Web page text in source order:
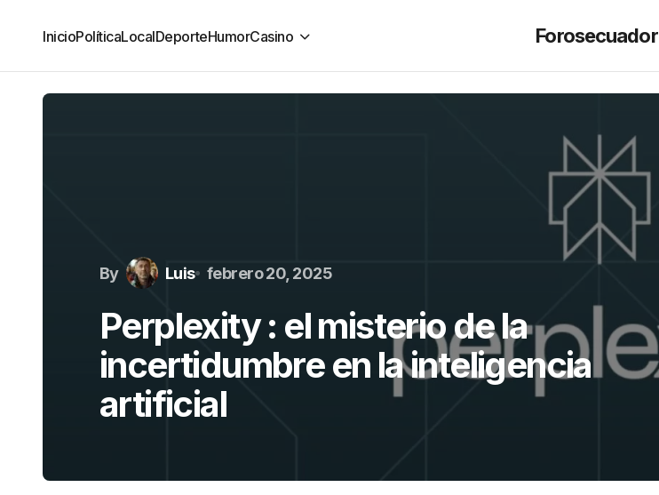
InicioPolíticaLocalDeporteHumorCasino Forosecuador
By Luis febrero 20, 2025
Perplexity : el misterio de la
incertidumbre en la inteligencia
artificial